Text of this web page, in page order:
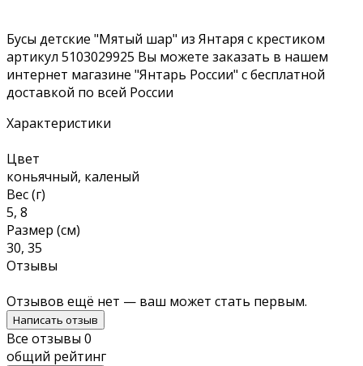
Бусы детские "Мятый шар" из Янтаря с крестиком
артикул 5103029925 Вы можете заказать в нашем
интернет магазине "Янтарь России" с бесплатной
доставкой по всей России
Характеристики
Цвет
коньячный, каленый
Вес (г)
5, 8
Размер (см)
30, 35
Отзывы
Отзывов ещё нет — ваш может стать первым.
Написать отзыв
Все отзывы 0
общий рейтинг